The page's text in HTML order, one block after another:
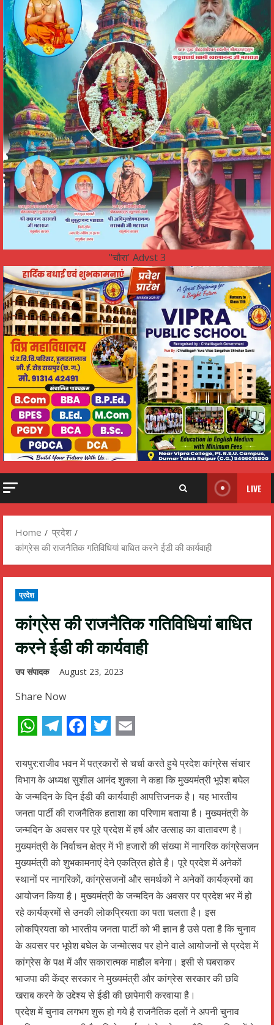
"चौरा' Advst 3
LIVE
Home
प्रदेश
कांग्रेस की राजनैतिक गतिविधियां बाधित करने ईडी की कार्यवाही
प्रदेश
कांग्रेस की राजनैतिक गतिविधियां बाधित
करने ईडी की कार्यवाही
उप संपादक August 23, 2023
Share Now
रायपुर:राजीव भवन में पत्रकारों से चर्चा करते हुये प्रदेश कांग्रेस संचार
विभाग के अध्यक्ष सुशील आनंद शुक्ला ने कहा कि मुख्यमंत्री भूपेश बघेल
के जन्मदिन के दिन ईडी की कार्यवाही आपत्तिजनक है। यह भारतीय
जनता पार्टी की राजनैतिक हताशा का परिणाम बताया है। मुख्यमंत्री के
जन्मदिन के अवसर पर पूरे प्रदेश में हर्ष और उत्साह का वातावरण है।
मुख्यमंत्री के निर्वाचन क्षेत्र में भी हजारों की संख्या में नागरिक कांग्रेसजन
मुख्यमंत्री को शुभकामनाएं देने एकत्रित होते है। पूरे प्रदेश में अनेकों
स्थानों पर नागरिकों, कांग्रेसजनों और समर्थकों ने अनेकों कार्यक्रमों का
आयोजन किया है। मुख्यमंत्री के जन्मदिन के अवसर पर प्रदेश भर में हो
रहे कार्यक्रमों से उनकी लोकप्रियता का पता चलता है। इस
लोकप्रियता को भारतीय जनता पार्टी को भी ज्ञान है उसे पता है कि चुनाव
के अवसर पर भूपेश बघेल के जन्मोत्सव पर होने वाले आयोजनों से प्रदेश में
कांग्रेस के पक्ष में और सकारात्मक माहौल बनेगा। इसी से घबराकर
भाजपा की केंद्र सरकार ने मुख्यमंत्री और कांग्रेस सरकार की छवि
खराब करने के उद्देश्य से ईडी की छापेमारी करवाया है।
प्रदेश में चुनाव लगभग शुरू हो गये है राजनैतिक दलों ने अपनी चुनाव